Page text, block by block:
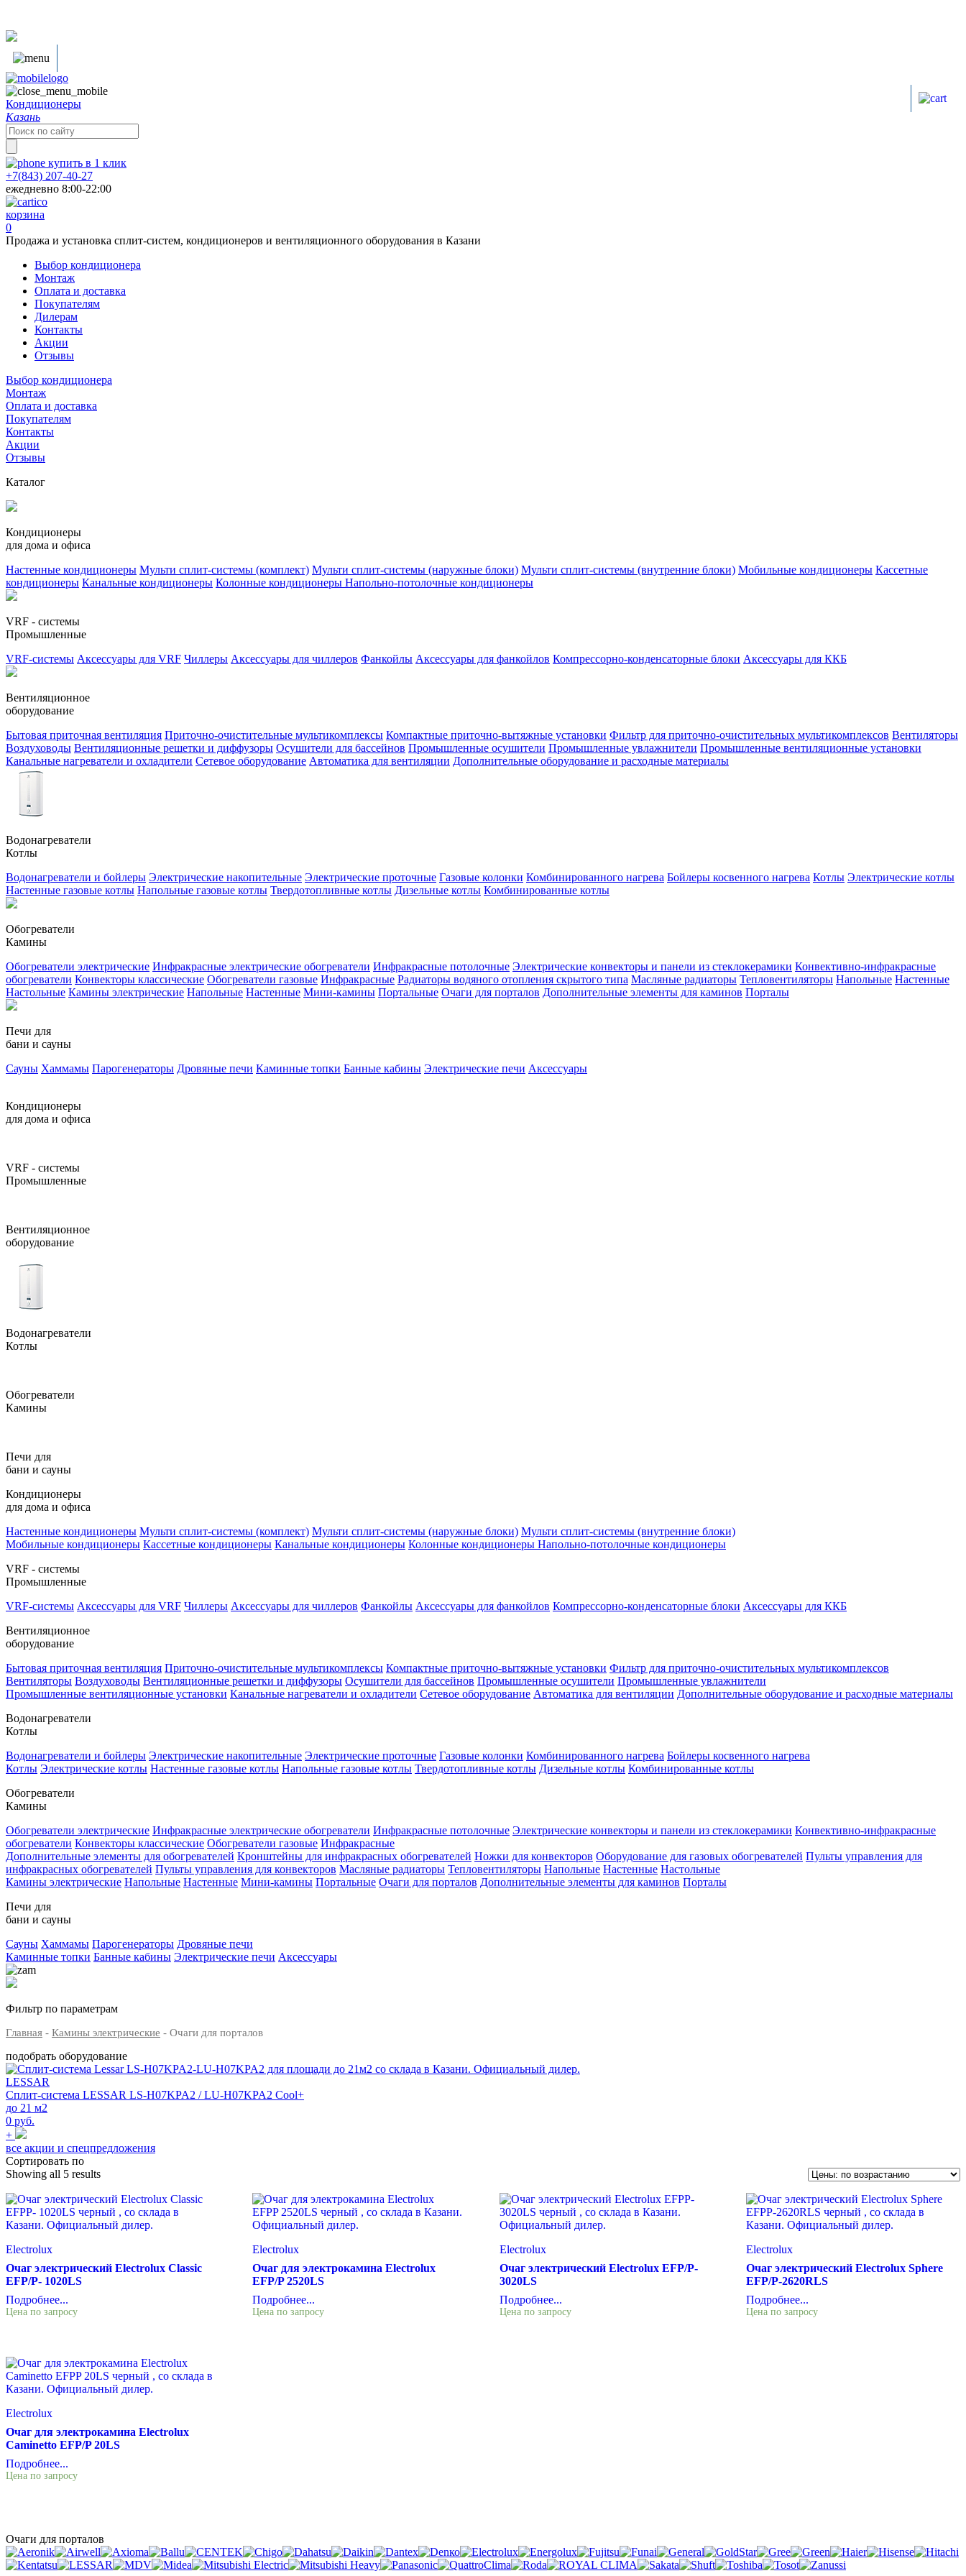
Кондиционеры
Казань
Search
for:
купить в 1 клик
+7(843) 207-40-27
ежедневно 8:00-22:00
корзина
0
Продажа и установка сплит-систем, кондиционеров и вентиляционного оборудования в Казани
Выбор кондиционера
Монтаж
Оплата и доставка
Покупателям
Дилерам
Контакты
Акции
Отзывы
Выбор кондиционера
Монтаж
Оплата и доставка
Покупателям
Контакты
Акции
Отзывы
Каталог
Кондиционеры
для дома и офиса
Настенные кондиционеры Мульти сплит-системы (комплект) Мульти сплит-системы (наружные блоки) Мульти сплит-системы (внутренние блоки) Мобильные кондиционеры Кассетные
кондиционеры Канальные кондиционеры Колонные кондиционеры Напольно-потолочные кондиционеры
VRF - системы
Промышленные
VRF-системы Аксессуары для VRF Чиллеры Аксессуары для чиллеров Фанкойлы Аксессуары для фанкойлов Компрессорно-конденсаторные блоки Аксессуары для ККБ
Вентиляционное
оборудование
Бытовая приточная вентиляция Приточно-очистительные мультикомплексы Компактные приточно-вытяжные установки Фильтр для приточно-очистительных мультикомплексов Вентиляторы
Воздуховоды Вентиляционные решетки и диффузоры Осушители для бассейнов Промышленные осушители Промышленные увлажнители Промышленные вентиляционные установки
Канальные нагреватели и охладители Сетевое оборудование Автоматика для вентиляции Дополнительные оборудование и расходные материалы
Водонагреватели
Котлы
Водонагреватели и бойлеры Электрические накопительные Электрические проточные Газовые колонки Комбинированного нагрева Бойлеры косвенного нагрева Котлы Электрические котлы
Настенные газовые котлы Напольные газовые котлы Твердотопливные котлы Дизельные котлы Комбинированные котлы
Обогреватели
Камины
Обогреватели электрические Инфракрасные электрические обогреватели Инфракрасные потолочные Электрические конвекторы и панели из стеклокерамики Конвективно-инфракрасные
обогреватели Конвекторы классические Обогреватели газовые Инфракрасные Радиаторы водяного отопления скрытого типа Масляные радиаторы Тепловентиляторы Напольные Настенные
Настольные Камины электрические Напольные Настенные Мини-камины Портальные Очаги для порталов Дополнительные элементы для каминов Порталы
Печи для
бани и сауны
Сауны Хаммамы Парогенераторы Дровяные печи Каминные топки Банные кабины Электрические печи Аксессуары
Кондиционеры
для дома и офиса
VRF - системы
Промышленные
Вентиляционное
оборудование
Водонагреватели
Котлы
Обогреватели
Камины
Печи для
бани и сауны
Кондиционеры
для дома и офиса
Настенные кондиционеры Мульти сплит-системы (комплект) Мульти сплит-системы (наружные блоки) Мульти сплит-системы (внутренние блоки)
Мобильные кондиционеры Кассетные кондиционеры Канальные кондиционеры Колонные кондиционеры Напольно-потолочные кондиционеры
VRF - системы
Промышленные
VRF-системы Аксессуары для VRF Чиллеры Аксессуары для чиллеров Фанкойлы Аксессуары для фанкойлов Компрессорно-конденсаторные блоки Аксессуары для ККБ
Вентиляционное
оборудование
Бытовая приточная вентиляция Приточно-очистительные мультикомплексы Компактные приточно-вытяжные установки Фильтр для приточно-очистительных мультикомплексов
Вентиляторы Воздуховоды Вентиляционные решетки и диффузоры Осушители для бассейнов Промышленные осушители Промышленные увлажнители
Промышленные вентиляционные установки Канальные нагреватели и охладители Сетевое оборудование Автоматика для вентиляции Дополнительные оборудование и расходные материалы
Водонагреватели
Котлы
Водонагреватели и бойлеры Электрические накопительные Электрические проточные Газовые колонки Комбинированного нагрева Бойлеры косвенного нагрева
Котлы Электрические котлы Настенные газовые котлы Напольные газовые котлы Твердотопливные котлы Дизельные котлы Комбинированные котлы
Обогреватели
Камины
Обогреватели электрические Инфракрасные электрические обогреватели Инфракрасные потолочные Электрические конвекторы и панели из стеклокерамики Конвективно-инфракрасные
обогреватели Конвекторы классические Обогреватели газовые Инфракрасные
Дополнительные элементы для обогревателей Кронштейны для инфракрасных обогревателей Ножки для конвекторов Оборудование для газовых обогревателей Пульты управления для
инфракрасных обогревателей Пульты управления для конвекторов Масляные радиаторы Тепловентиляторы Напольные Настенные Настольные
Камины электрические Напольные Настенные Мини-камины Портальные Очаги для порталов Дополнительные элементы для каминов Порталы
Печи для
бани и сауны
Сауны Хаммамы Парогенераторы Дровяные печи
Каминные топки Банные кабины Электрические печи Аксессуары
Фильтр по параметрам
Главная - Камины электрические - Очаги для порталов
подобрать оборудование
LESSAR
Сплит-система LESSAR LS-H07KPA2 / LU-H07KPA2 Cool+
до 21 м2
0 руб.
+
все акции и спецпредложения
Сортировать по
Showing all 5 results
Electrolux
Очаг электрический Electrolux Classic
EFP/P- 1020LS
Подробнее...
Цена по запросу
Electrolux
Очаг для электрокамина Electrolux
EFP/P 2520LS
Подробнее...
Цена по запросу
Electrolux
Очаг электрический Electrolux EFP/P-
3020LS
Подробнее...
Цена по запросу
Electrolux
Очаг электрический Electrolux Sphere
EFP/P-2620RLS
Подробнее...
Цена по запросу
Electrolux
Очаг для электрокамина Electrolux
Caminetto EFP/P 20LS
Подробнее...
Цена по запросу
Очаги для порталов